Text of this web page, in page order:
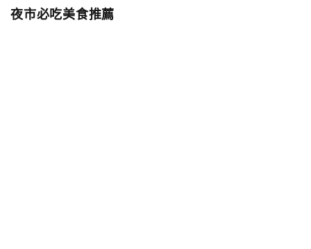
夜市必吃美食推薦